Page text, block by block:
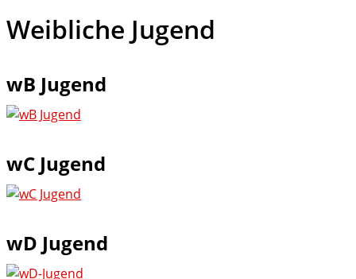
Weibliche Jugend
wB Jugend
wC Jugend
wD Jugend